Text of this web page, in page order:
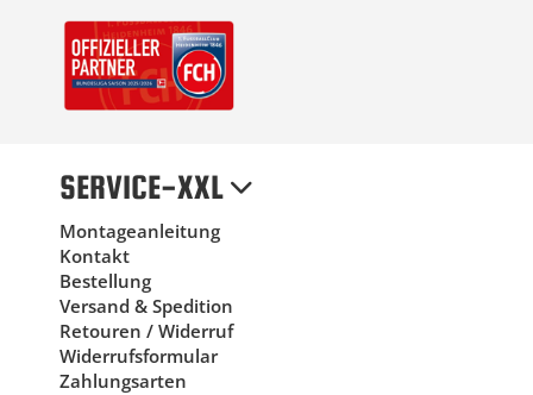
SERVICE-XXL
Montageanleitung
Kontakt
Bestellung
Versand & Spedition
Retouren / Widerruf
Widerrufsformular
Zahlungsarten